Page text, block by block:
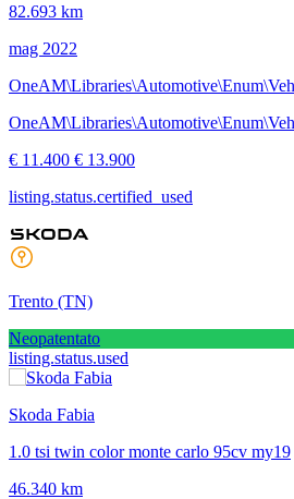
82.693 km
mag 2022
€ 11.400 € 13.900
listing.status.certified_used
Trento (TN)
Neopatentato
listing.status.used
Skoda Fabia
1.0 tsi twin color monte carlo 95cv my19
46.340 km